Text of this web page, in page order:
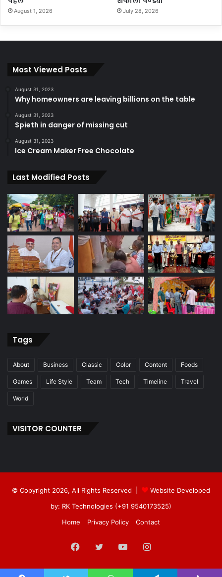
August 1, 2026 July 28, 2026
Most Viewed Posts
August 31, 2023
Why homeowners are leaving billions on the table
August 31, 2023
Spieth in danger of missing cut
August 31, 2023
Ice Cream Maker Free Chocolate
Last Modified Posts
Tags
About Business Classic Color Content Foods
Games Life Style Team Tech Timeline Travel
World
VISITOR COUNTER
© Copyright 2026, All Rights Reserved |
Website Developed
by: RK Technologies (+91 9540173525)
Home
Privacy Policy Contact
Facebook
TwitterYouTubeInstagram